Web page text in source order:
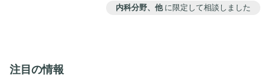
内科分野、他 に限定して相談しました
注目の情報